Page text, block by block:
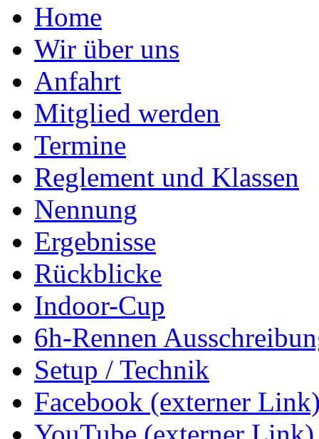
Home
Wir über uns
Anfahrt
Mitglied werden
Termine
Reglement und Klassen
Nennung
Ergebnisse
Rückblicke
Indoor-Cup
6h-Rennen
Setup / Technik
Facebook (externer